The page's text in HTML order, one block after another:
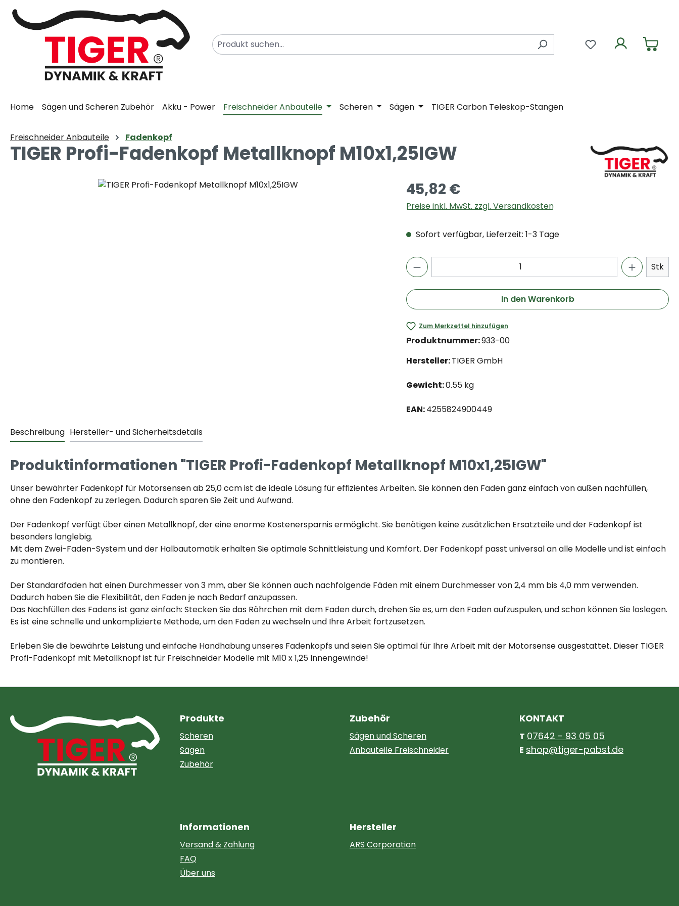
Hauptinhalt springen
Zur Suche springen
Zur Hauptnavigation springen
Du hast 0
Home Sägen und Scheren Zubehör Akku - Power Freischneider Anbauteile Scheren Sägen TIGER Carbon Teleskop-Stangen
Freischneider Anbauteile Fadenkopf
TIGER Profi-Fadenkopf Metallknopf M10x1,25IGW
Bildergalerie überspringen 45,82 €
Preise inkl. MwSt. zzgl. Versandkosten
Sofort verfügbar, Lieferzeit: 1-3 Tage
Stk
In den Warenkorb
Zum Merkzettel hinzufügen
Produktnummer:933-00
Hersteller:TIGER GmbH
Gewicht:0.55 kg
EAN:4255824900449
Beschreibung Hersteller- und Sicherheitsdetails
Produktinformationen "TIGER Profi-Fadenkopf Metallknopf M10x1,25IGW"
Unser bewährter Fadenkopf für Motorsensen ab 25,0 ccm ist die ideale Lösung für effizientes Arbeiten. Sie können den Faden ganz einfach von außen nachfüllen,
ohne den Fadenkopf zu zerlegen. Dadurch sparen Sie Zeit und Aufwand.
Der Fadenkopf verfügt über einen Metallknopf, der eine enorme Kostenersparnis ermöglicht. Sie benötigen keine zusätzlichen Ersatzteile und der Fadenkopf ist
besonders langlebig.
Mit dem Zwei-Faden-System und der Halbautomatik erhalten Sie optimale Schnittleistung und Komfort. Der Fadenkopf passt universal an alle Modelle und ist einfach
zu montieren.
Der Standardfaden hat einen Durchmesser von 3 mm, aber Sie können auch nachfolgende Fäden mit einem Durchmesser von 2,4 mm bis 4,0 mm verwenden.
Dadurch haben Sie die Flexibilität, den Faden je nach Bedarf anzupassen.
Das Nachfüllen des Fadens ist ganz einfach: Stecken Sie das Röhrchen mit dem Faden durch, drehen Sie es, um den Faden aufzuspulen, und schon können Sie loslegen.
Es ist eine schnelle und unkomplizierte Methode, um den Faden zu wechseln und Ihre Arbeit fortzusetzen.
Erleben Sie die bewährte Leistung und einfache Handhabung unseres Fadenkopfs und seien Sie optimal für Ihre Arbeit mit der Motorsense ausgestattet. Dieser TIGER
Profi-Fadenkopf mit Metallknopf ist für Freischneider Modelle mit M10 x 1,25 Innengewinde!
Produkte
Scheren
Sägen
Zubehör
Zubehör
Sägen und Scheren
Anbauteile Freischneider
KONTAKT
T 07642 - 93 05 05
E shop@tiger-pabst.de
Informationen
Versand & Zahlung
FAQ
Über uns
Hersteller
ARS Corporation